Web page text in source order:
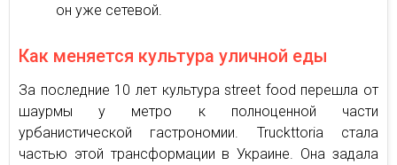
он уже сетевой.
Как меняется культура уличной еды
За последние 10 лет культура street food перешла от
шаурмы у метро к полноценной части
урбанистической гастрономии. Truckttoria стала
частью этой трансформации в Украине. Она задала